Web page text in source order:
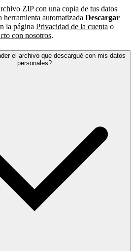
ZIP con una copia de tus datos
herramienta automatizada Descargar
la página Privacidad de la cuenta o
con nosotros.
el archivo que descargué con mis datos
personales?